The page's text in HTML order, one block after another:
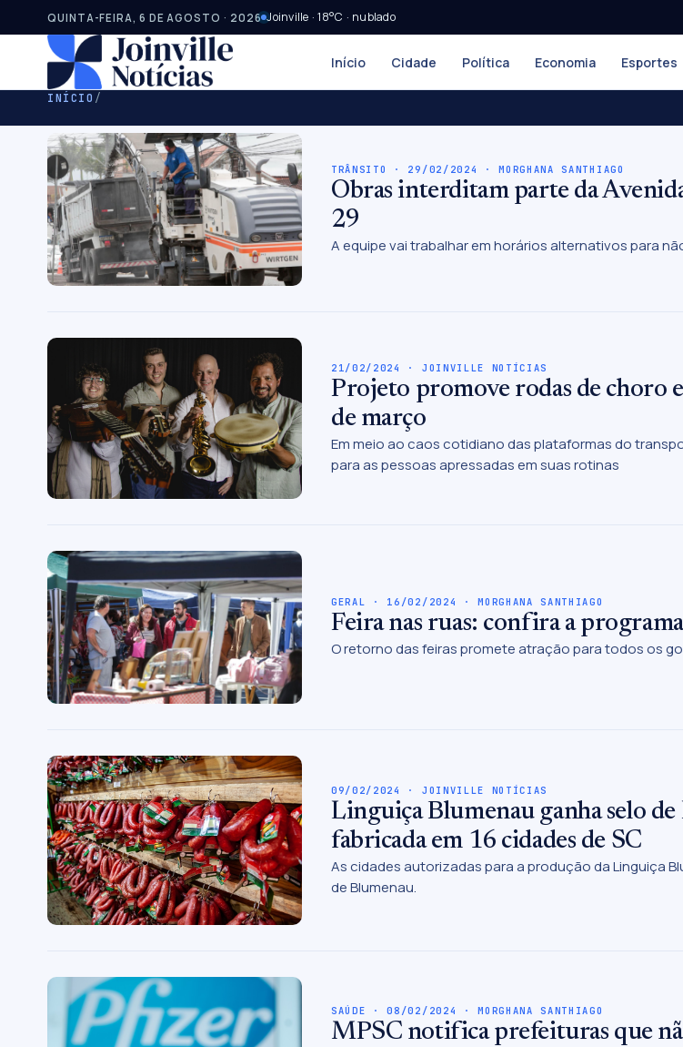
QUINTA-FEIRA, 6 DE AGOSTO · 2026 Joinville · 18°C · nublado
Início Cidade Política Economia Esportes
INÍCIO /
TRÂNSITO · 29/02/2024 · MORGHANA SANTHIAGO
Obras interditam parte da
29
A equipe vai trabalhar em horários alternativos para
21/02/2024 · JOINVILLE NOTÍCIAS
Projeto promove rodas de choro
de março
Em meio ao caos cotidiano das plataformas do
para as pessoas apressadas em suas rotinas
GERAL · 16/02/2024 · MORGHANA SANTHIAGO
Feira nas ruas: confira a
O retorno das feiras promete atração para todos os
09/02/2024 · JOINVILLE NOTÍCIAS
Linguiça Blumenau ganha selo
fabricada em 16 cidades de SC
As cidades autorizadas para a produção da Linguiça
de Blumenau.
SAÚDE · 08/02/2024 · MORGHANA SANTHIAGO
MPSC notifica prefeituras que